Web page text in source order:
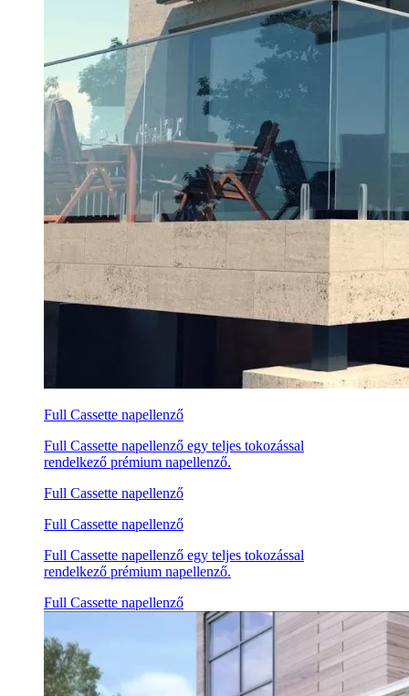
Full Cassette napellenző
Full Cassette napellenző egy teljes tokozással
rendelkező prémium napellenző.
Full Cassette napellenző
Full Cassette napellenző
Full Cassette napellenző egy teljes tokozással
rendelkező prémium napellenző.
Full Cassette napellenző